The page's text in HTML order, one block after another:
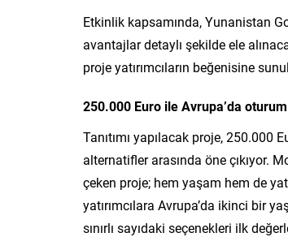
Etkinlik kapsamında, Yunanistan
avantajlar detaylı şekilde ele
proje yatırımcıların beğenisine
250.000 Euro ile Avrupa’da oturum
Tanıtımı yapılacak proje, 250.000
alternatifler arasında öne çıkıyor.
çeken proje; hem yaşam hem de
yatırımcılara Avrupa’da ikinci bir
sınırlı sayıdaki seçenekleri ilk